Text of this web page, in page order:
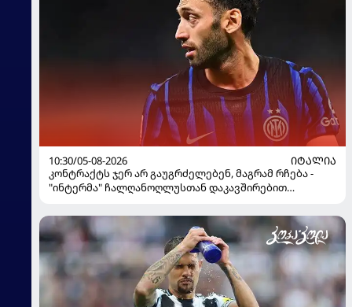
10:30/05-08-2026
ᲘᲢᲐᲚᲘᲐ
კონტრაქტს ჯერ არ გაუგრძელებენ, მაგრამ რჩება -
"ინტერმა" ჩალღანოღლუსთან დაკავშირებით